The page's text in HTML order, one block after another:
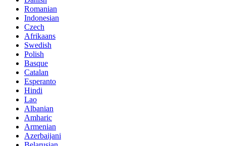
Romanian
Indonesian
Czech
Afrikaans
Swedish
Polish
Basque
Catalan
Esperanto
Hindi
Lao
Albanian
Amharic
Armenian
Azerbaijani